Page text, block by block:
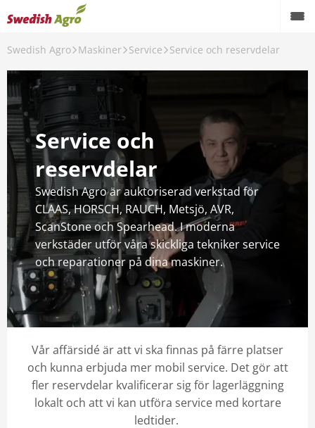
Swedish Agro Maskiner Service Service och reservdelar
Service och
reservdelar
Swedish Agro är auktoriserad verkstad för
CLAAS, HORSCH, RAUCH, Metsjö, AVR,
ScanStone och Spearhead. I moderna
verkstäder utför våra skickliga tekniker service
och reparationer på dina maskiner.
Vår affärsidé är att vi ska finnas på färre platser
och kunna erbjuda mer mobil service. Det gör att
fler reservdelar kvalificerar sig för lagerläggning
lokalt och att vi kan utföra service med kortare
ledtider.
Back
Maskiner
Varumärken
Begagnat
Service
Precisionsodling